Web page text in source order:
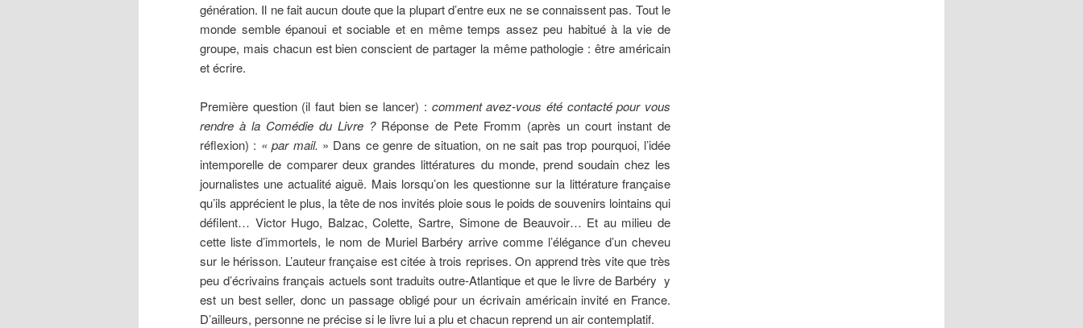
génération. Il ne fait aucun doute que la plupart d’entre eux ne se connaissent pas. Tout le
monde semble épanoui et sociable et en même temps assez peu habitué à la vie de
groupe, mais chacun est bien conscient de partager la même pathologie : être américain
et écrire.
Première question (il faut bien se lancer) : comment avez-vous été contacté pour vous
rendre à la Comédie du Livre ?Réponse de Pete Fromm (après un court instant de
réflexion) : « par mail. » Dans ce genre de situation, on ne sait pas trop pourquoi, l’idée
intemporelle de comparer deux grandes littératures du monde, prend soudain chez les
journalistes une actualité aiguë. Mais lorsqu’on les questionne sur la littérature française
qu’ils apprécient le plus, la tête de nos invités ploie sous le poids de souvenirs lointains qui
défilent… Victor Hugo, Balzac, Colette, Sartre, Simone de Beauvoir… Et au milieu de
cette liste d’immortels, le nom de Muriel Barbéry arrive comme l’élégance d’un cheveu
sur le hérisson. L’auteur française est citée à trois reprises. On apprend très vite que très
peu d’écrivains français actuels sont traduits outre-Atlantique et que le livre de Barbéry y
est un best seller, donc un passage obligé pour un écrivain américain invité en France.
D’ailleurs, personne ne précise si le livre lui a plu et chacun reprend un air contemplatif.